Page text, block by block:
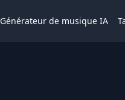
Générateur de musique IA